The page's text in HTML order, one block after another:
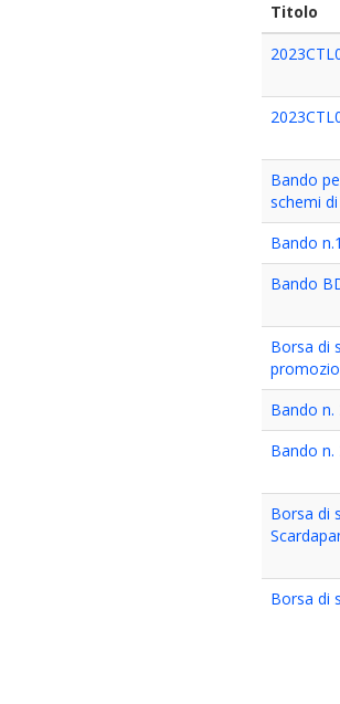
Titolo
Bando
schemi
Bando
Bando
Borsa di
Bando n.
Bando
Borsa di
Borsa di